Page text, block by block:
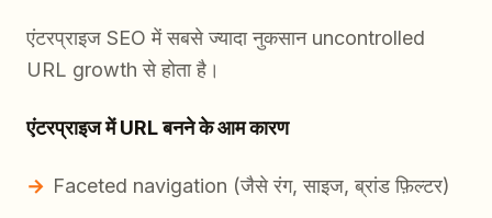
एंटरप्राइज SEO में सबसे ज्यादा नुकसान uncontrolled
URL growth से होता है।
एंटरप्राइज में URL बनने के आम कारण
Faceted navigation (जैसे रंग, साइज, ब्रांड फ़िल्टर)